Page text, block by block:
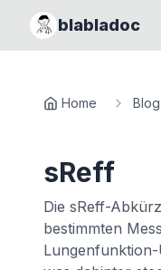
blabladoc
Home Blog
sReff
Die sReff-
bestimmten